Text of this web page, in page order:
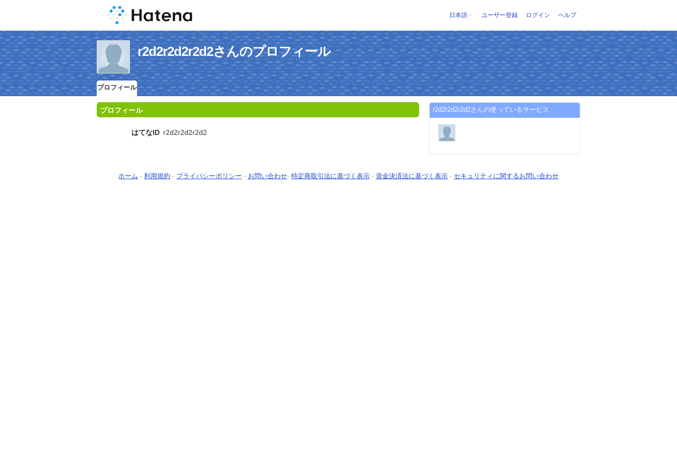
日本語 ユーザー登録 ログイン ヘルプ
r2d2r2d2r2d2さんのプロフィール
プロフィール
プロフィール
はてなID r2d2r2d2r2d2
r2d2r2d2r2d2さんの使っているサービス
ホーム - 利用規約 - プライバシーポリシー - お問い合わせ- 特定商取引法に基づく表示 - 資金決済法に基づく表示 - セキュリティに関するお問い合わせ